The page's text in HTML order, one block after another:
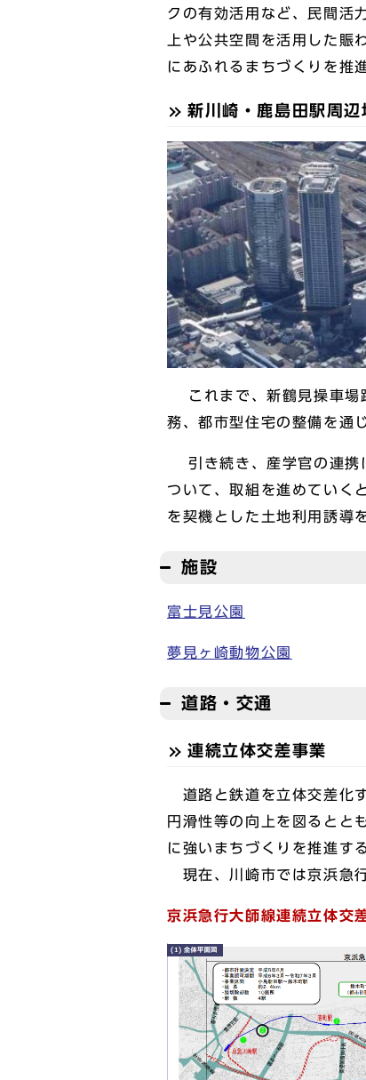
クの有効活⽤など、⺠間活
上や公共空間を活⽤した
にあふれるまちづくりを推
新川崎・鹿島田駅周辺
これまで、新鶴見操車場
務、都市型住宅の整備を通
引き続き、産学官の連携
ついて、取組を進めていく
を契機とした土地利用誘導
施設
富士見公園
夢見ヶ崎動物公園
道路・交通
連続立体交差事業
道路と鉄道を立体交差化
円滑性等の向上を図るとと
に強いまちづくりを推進す
現在、川崎市では京浜急
京浜急行大師線連続立体交